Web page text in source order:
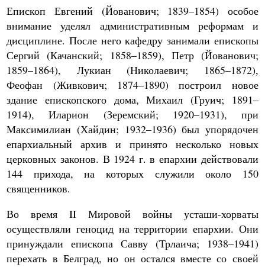
Епископ Евгений (Йованович; 1839–1854) особое
внимание уделял административным реформам и
дисциплине. После него кафедру занимали епископы
Сергий (Качанский; 1858–1859), Петр (Йованович;
1859–1864), Лукиан (Николаевич; 1865–1872),
Феофан (Живкович; 1874–1890) построил новое
здание епископского дома, Михаил (Груич; 1891–
1914), Иларион (Зеремский; 1920–1931), при
Максимилиан (Хайдин; 1932–1936) был упорядочен
епархиальный архив и принято несколько новых
церковных законов. В 1924 г. в епархии действовали
144 прихода, на которых служили около 150
священников.
Во время II Мировой войны усташи-хорваты
осуществляли геноцид на территории епархии. Они
принуждали епископа Савву (Трлаича; 1938–1941)
перехать в Белград, но он остался вместе со своей